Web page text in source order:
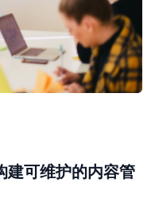
可维护的内容管